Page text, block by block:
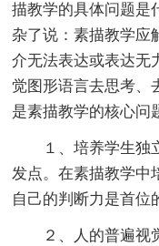
描教学的具体问题是
杂了说：素描教学应
介无法表达或表达无
觉图形语言去思考、
是素描教学的核心问
１、培养学生独
发点。在素描教学中
自己的判断力是首位
２、人的普遍视